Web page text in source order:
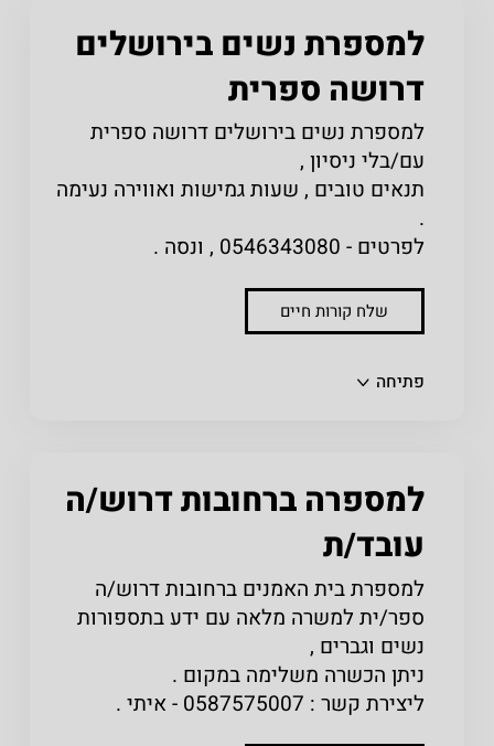
למספרת נשים בירושלים
דרושה ספרית
למספרת נשים בירושלים דרושה ספרית
עם/בלי ניסיון ,
תנאים טובים , שעות גמישות ואווירה נעימה
.
לפרטים - 0546343080 , ונסה .
שלח קורות חיים
פתיחה
למספרה ברחובות דרוש/ה
עובד/ת
למספרת בית האמנים ברחובות דרוש/ה
ספר/ית למשרה מלאה עם ידע בתספורות
נשים וגברים ,
ניתן הכשרה משלימה במקום .
ליצירת קשר : 0587575007 - איתי .